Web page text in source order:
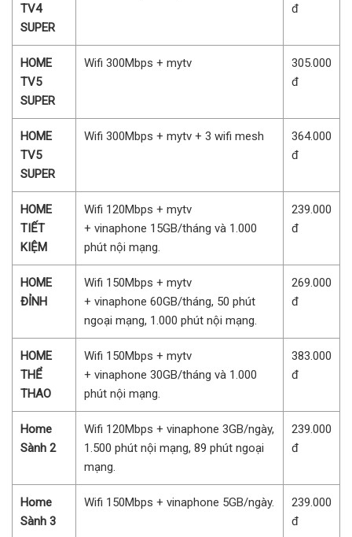
TV4
SUPER
đ
HOME
TV5
SUPER
Wifi 300Mbps + mytv
305.000
đ
HOME
TV5
SUPER
Wifi 300Mbps + mytv + 3 wifi mesh
364.000
đ
HOME
TIẾT
KIỆM
Wifi 120Mbps + mytv
+ vinaphone 15GB/tháng và 1.000
phút nội mạng.
239.000
đ
HOME
ĐỈNH
Wifi 150Mbps + mytv
+ vinaphone 60GB/tháng, 50 phút
ngoại mạng, 1.000 phút nội mạng.
269.000
đ
HOME
THỂ
THAO
Wifi 150Mbps + mytv
+ vinaphone 30GB/tháng và 1.000
phút nội mạng.
383.000
đ
Home
Sành 2
Wifi 120Mbps + vinaphone 3GB/ngày,
1.500 phút nội mạng, 89 phút ngoại
mạng.
239.000
đ
Home
Sành 3
Wifi 150Mbps + vinaphone 5GB/ngày.
239.000
đ